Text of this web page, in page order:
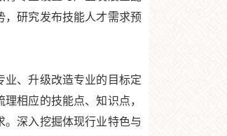
研究发布技能人才需求预
、升级改造专业的目标定
相应的技能点、知识点，
深入挖掘体现行业特色与